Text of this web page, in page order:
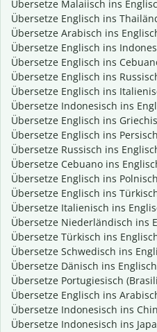
Übersetze Malaiisch ins
Übersetze Englisch ins
Übersetze Arabisch ins
Übersetze Englisch ins
Übersetze Englisch ins
Übersetze Englisch ins
Übersetze Englisch ins
Übersetze Indonesisch ins
Übersetze Englisch ins
Übersetze Englisch ins Persisch
Übersetze Russisch ins
Übersetze Cebuano ins
Übersetze Englisch ins Polnisch
Übersetze Englisch ins
Übersetze Italienisch ins
Übersetze Niederländisch ins
Übersetze Türkisch ins
Übersetze Schwedisch ins
Übersetze Dänisch ins Englisch
Übersetze Portugiesisch
Übersetze Englisch ins
Übersetze Indonesisch ins
Übersetze Indonesisch ins